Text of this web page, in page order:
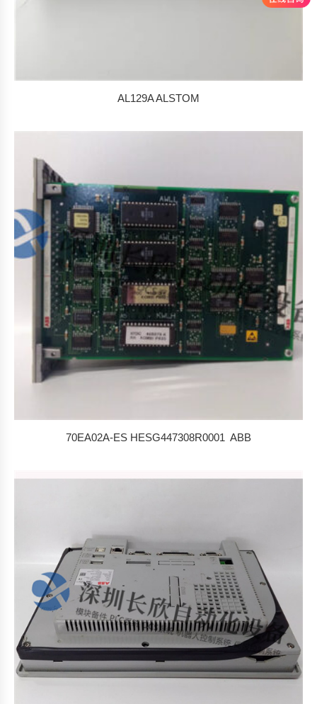
AL129A ALSTOM
70EA02A-ES HESG447308R0001 ABB